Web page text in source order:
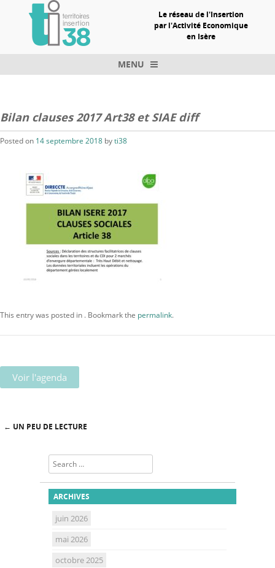
Le réseau de l'Insertion
par l'Activité Economique
en Isère
MENU
Bilan clauses 2017 Art38 et SIAE diff
Posted on 14 septembre 2018 byti38
This entry was posted in . Bookmark the permalink.
Voir l'agenda
← UN PEU DE LECTURE
Search
ARCHIVES
juin 2026
mai 2026
octobre 2025